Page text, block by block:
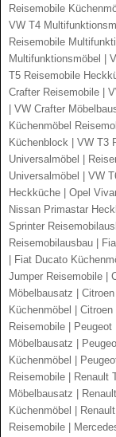
Reisemobile
VW T4
Reisemobile
Multifunktionsmöbel |
T5 Reisemobile
Crafter Reisemobile |
| VW Crafter
Küchenmöbel
Küchenblock | VW T3
Universalmöbel |
Universalmöbel | VW
Heckküche | Opel
Nissan Primastar
Sprinter
Reisemobilausbau |
| Fiat Ducato
Jumper Reisemobile |
Möbelbausatz |
Küchenmöbel |
Reisemobile |
Möbelbausatz |
Küchenmöbel |
Reisemobile | Renault
Möbelbausatz |
Küchenmöbel |
Reisemobile |